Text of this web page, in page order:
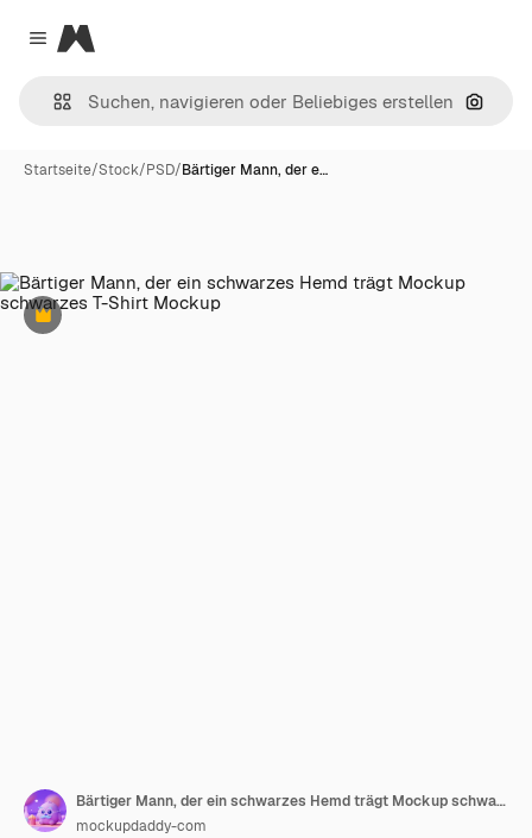
Close menu
Magnific
Nach
Startseite/Stock/PSD/Bärtiger Mann, der e…
Premium
Bärtiger Mann, der ein schwarzes Hemd trägt Mockup schwarzes T-Shirt Mockup
mockupdaddy-com